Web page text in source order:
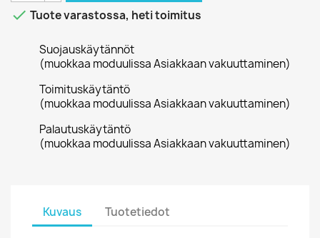
 Tuote varastossa, heti toimitus
Suojauskäytännöt
(muokkaa moduulissa Asiakkaan vakuuttaminen)
Toimituskäytäntö
(muokkaa moduulissa Asiakkaan vakuuttaminen)
Palautuskäytäntö
(muokkaa moduulissa Asiakkaan vakuuttaminen)
Kuvaus Tuotetiedot